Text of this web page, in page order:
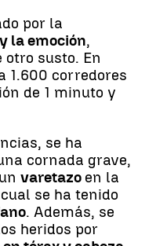
por la
la emoción,
susto. En
1.600 corredores
de 1 minuto y
se ha
cornada grave,
varetazo en la
se ha tenido
. Además, se
heridos por